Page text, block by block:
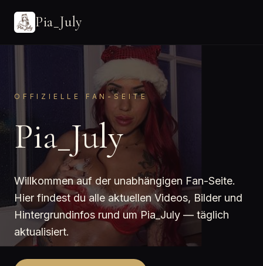
Pia_July
OFFIZIELLE FAN-SEITE
Pia_July
Willkommen auf der unabhängigen Fan-Seite.
Hier findest du alle aktuellen Videos, Bilder und
Hintergrundinfos rund um Pia_July — täglich
aktualisiert.